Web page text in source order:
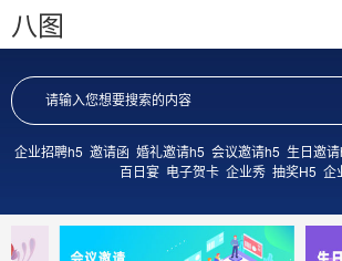
八图
企业招聘h5 邀请函 婚礼邀请h5 会议邀请h5 生日邀
百日宴 电子贺卡 企业秀 抽奖H5 企